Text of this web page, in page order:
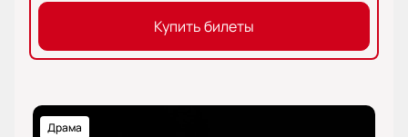
Купить билеты
Драма